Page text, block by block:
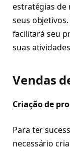
estratégias de
seus
facilitará seu
suas
Vendas
Criação de
Para ter
necessário